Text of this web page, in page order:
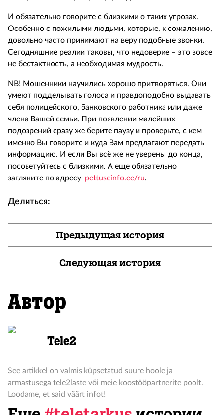
И обязательно говорите с близкими о таких угрозах.
Особенно с пожилыми людьми, которые, к сожалению,
довольно часто принимают на веру подобные звонки.
Сегодняшние реалии таковы, что недоверие – это вовсе
не бестактность, а необходимая мудрость.
NB! Мошенники научились хорошо притворяться. Они
умеют подделывать голоса и правдоподобно выдавать
себя полицейского, банковского работника или даже
члена Вашей семьи. При появлении малейших
подозрений сразу же берите паузу и проверьте, с кем
именно Вы говорите и куда Вам предлагают передать
информацию. И если Вы всё же не уверены до конца,
посоветуйтесь с близкими. А еще обязательно
загляните по адресу: pettuseinfo.ee/ru.
Делиться:
Предыдущая история
Следующая история
Автор
Tele2
See artikkel on valmis küpsetatud suure hoole ja
armastusega tele2laste või meie koostööpartnerite poolt.
Loodame, et said väärt infot!